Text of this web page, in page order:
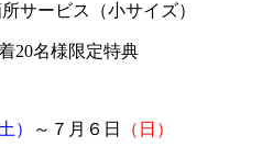
サービス（小サイズ）
20名様限定特典
） ～７月６日 （日）